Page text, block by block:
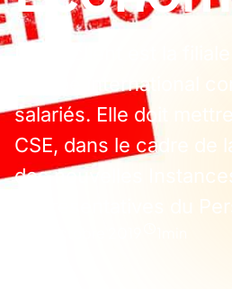
Notre client est la
groupe international
salariés. Elle doit
CSE, dans le cadre de
des nouvelles
Représentatives du